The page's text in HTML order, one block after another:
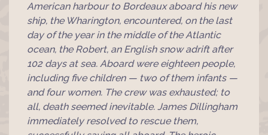
American harbour to Bordeaux aboard his new
ship, the Wharington, encountered, on the last
day of the year in the middle of the Atlantic
ocean, the Robert, an English snow adrift after
102 days at sea. Aboard were eighteen people,
including five children — two of them infants —
and four women. The crew was exhausted; to
all, death seemed inevitable. James Dillingham
immediately resolved to rescue them,